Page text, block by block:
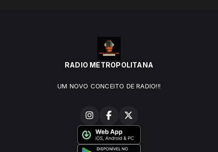
RADIO METROPOLITANA
UM NOVO CONCEITO DE RADIO!!!